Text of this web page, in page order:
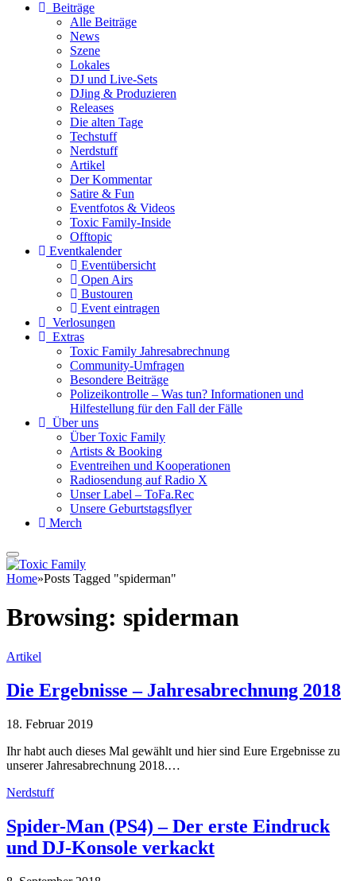
Beiträge
Alle Beiträge
News
Szene
Lokales
DJ und Live-Sets
DJing & Produzieren
Releases
Die alten Tage
Techstuff
Nerdstuff
Artikel
Der Kommentar
Satire & Fun
Eventfotos & Videos
Toxic Family-Inside
Offtopic
Eventkalender
Eventübersicht
Open Airs
Bustouren
Event eintragen
Verlosungen
Extras
Toxic Family Jahresabrechnung
Community-Umfragen
Besondere Beiträge
Polizeikontrolle – Was tun? Informationen und
Hilfestellung für den Fall der Fälle
Über uns
Über Toxic Family
Artists & Booking
Eventreihen und Kooperationen
Radiosendung auf Radio X
Unser Label – ToFa.Rec
Unsere Geburtstagsflyer
Merch
Home»Posts Tagged "spiderman"
Browsing: spiderman
Artikel
Die Ergebnisse – Jahresabrechnung 2018
18. Februar 2019
Ihr habt auch dieses Mal gewählt und hier sind Eure Ergebnisse zu
unserer Jahresabrechnung 2018.…
Nerdstuff
Spider-Man (PS4) – Der erste Eindruck
und DJ-Konsole verkackt